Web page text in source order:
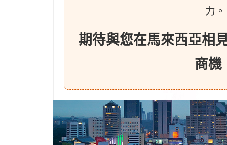
力。
期待與您在馬來西亞相
商機